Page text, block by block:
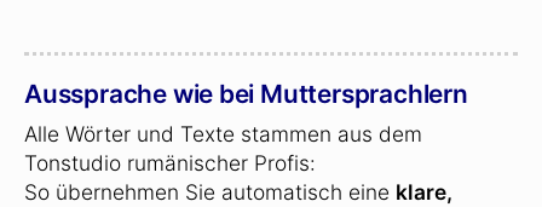
Aussprache wie bei Muttersprachlern
Alle Wörter und Texte stammen aus dem
Tonstudio rumänischer Profis:
So übernehmen Sie automatisch eine klare,